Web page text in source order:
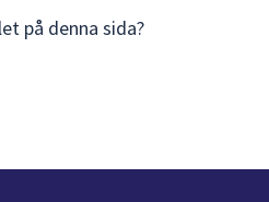
på denna sida?